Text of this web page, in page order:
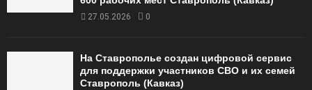
27.05.2026 0
На Ставрополье создан цифровой сервис
для поддержки участников СВО и их семей
Ставрополь (Кавказ)